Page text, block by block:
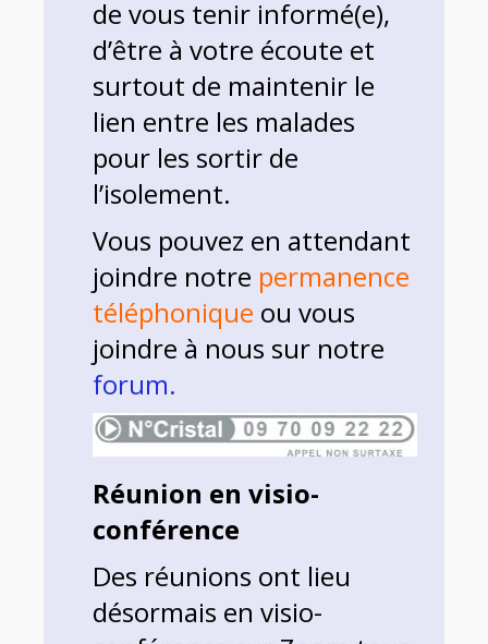
de vous tenir informé(e),
d’être à votre écoute et
surtout de maintenir le
lien entre les malades
pour les sortir de
l’isolement.
Vous pouvez en attendant
joindre notre permanence
téléphonique ou vous
joindre à nous sur notre
forum.
Réunion en visio-
conférence
Des réunions ont lieu
désormais en visio-